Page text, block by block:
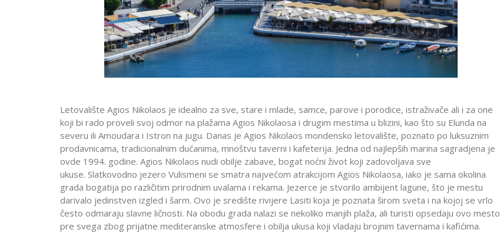
Letovalište Agios Nikolaos je idealno za sve, stare i mlade, samce, parove i porodice, istraživače ali i za one
koji bi rado proveli svoj odmor na plažama Agios Nikolaosa i drugim mestima u blizini, kao što su Elunda na
severu ili Amoudara i Istron na jugu. Danas je Agios Nikolaos mondensko letovalište, poznato po luksuznim
prodavnicama, tradicionalnim dućanima, mnoštvu taverni i kafeterija. Jedna od najlepših marina sagradjena je
ovde 1994. godine. Agios Nikolaos nudi obilje zabave, bogat noćni život koji zadovoljava sve
ukuse. Slatkovodno jezero Vulismeni se smatra najvećom atrakcijom Agios Nikolaosa, iako je sama okolina
grada bogatija po različitim prirodnim uvalama i rekama. Jezerce je stvorilo ambijent lagune, što je mestu
darivalo jedinstven izgled i šarm. Ovo je središte rivijere Lasiti koja je poznata širom sveta i na kojoj se vrlo
često odmaraju slavne ličnosti. Na obodu grada nalazi se nekoliko manjih plaža, ali turisti opsedaju ovo mesto
pre svega zbog prijatne mediteranske atmosfere i obilja ukusa koji vladaju brojnim tavernama i kafićima.